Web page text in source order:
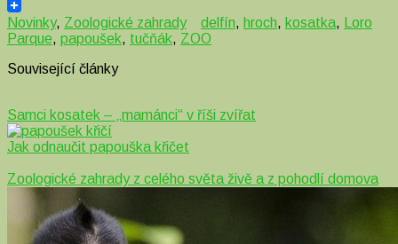
Email
Novinky, Zoologické zahrady delfín, hroch, kosatka, Loro
Parque, papoušek, tučňák, ZOO
Související články
Samci kosatek – „mamánci“ v říši zvířat
Jak odnaučit papouška křičet
Zoologické zahrady z celého světa živě a z pohodlí domova